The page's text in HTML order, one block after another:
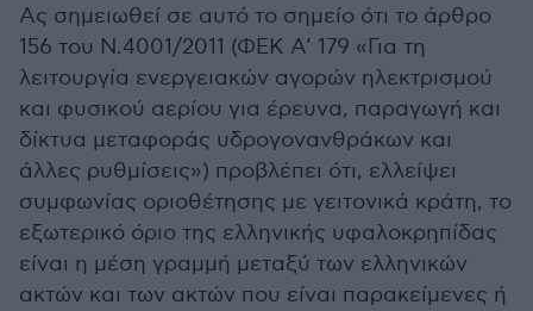
Ας σημειωθεί σε αυτό το σημείο ότι το άρθρο
156 του Ν.4001/2011 (ΦΕΚ Α’ 179 «Για τη
λειτουργία ενεργειακών αγορών ηλεκτρισμού
και φυσικού αερίου για έρευνα, παραγωγή και
δίκτυα μεταφοράς υδρογονανθράκων και
άλλες ρυθμίσεις») προβλέπει ότι, ελλείψει
συμφωνίας οριοθέτησης με γειτονικά κράτη, το
εξωτερικό όριο της ελληνικής υφαλοκρηπίδας
είναι η μέση γραμμή μεταξύ των ελληνικών
ακτών και των ακτών που είναι παρακείμενες ή